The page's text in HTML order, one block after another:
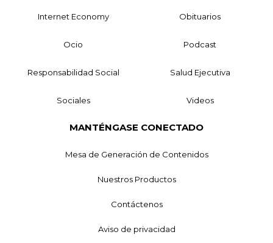
Internet Economy Obituarios
Ocio Podcast
Responsabilidad Social Salud Ejecutiva
Sociales Videos
MANTÉNGASE CONECTADO
Mesa de Generación de Contenidos
Nuestros Productos
Contáctenos
Aviso de privacidad